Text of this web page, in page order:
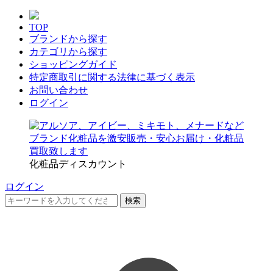
TOP
ブランドから探す
カテゴリから探す
ショッピングガイド
特定商取引に関する法律に基づく表示
お問い合わせ
ログイン
化粧品ディスカウント
ログイン
検索